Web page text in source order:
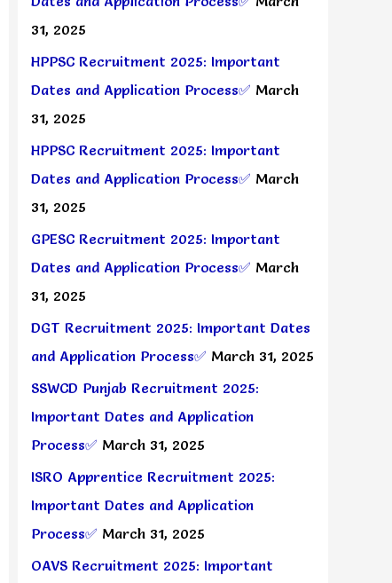
31, 2025
HPPSC Recruitment 2025: Important
Dates and Application Process✅ March
31, 2025
HPPSC Recruitment 2025: Important
Dates and Application Process✅ March
31, 2025
GPESC Recruitment 2025: Important
Dates and Application Process✅ March
31, 2025
DGT Recruitment 2025: Important Dates
and Application Process✅ March 31, 2025
SSWCD Punjab Recruitment 2025:
Important Dates and Application
Process✅ March 31, 2025
ISRO Apprentice Recruitment 2025:
Important Dates and Application
Process✅ March 31, 2025
OAVS Recruitment 2025: Important